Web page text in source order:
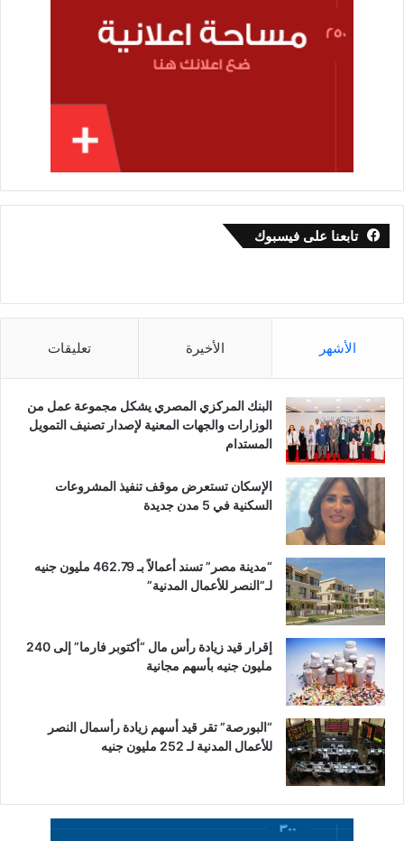
تابعنا على فيسبوك
الأشهر الأخيرة تعليقات
البنك المركزي المصري يشكل مجموعة عمل من
الوزارات والجهات المعنية لإصدار تصنيف التمويل
المستدام
الإسكان تستعرض موقف تنفيذ المشروعات
السكنية في 5 مدن جديدة
“مدينة مصر” تسند أعمالاً بـ 462.79 مليون جنيه
لـ”النصر للأعمال المدنية”
إقرار قيد زيادة رأس مال “أكتوبر فارما” إلى 240
مليون جنيه بأسهم مجانية
“البورصة” تقر قيد أسهم زيادة رأسمال النصر
للأعمال المدنية لـ 252 مليون جنيه